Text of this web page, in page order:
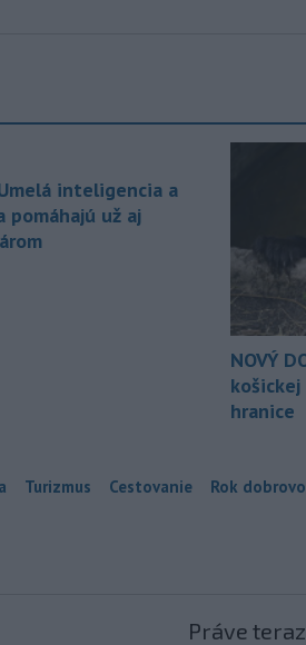
inteligencia a
pomáhajú už aj
NOVÝ
hranice
Turizmus Cestovanie Rok
Práve teraz